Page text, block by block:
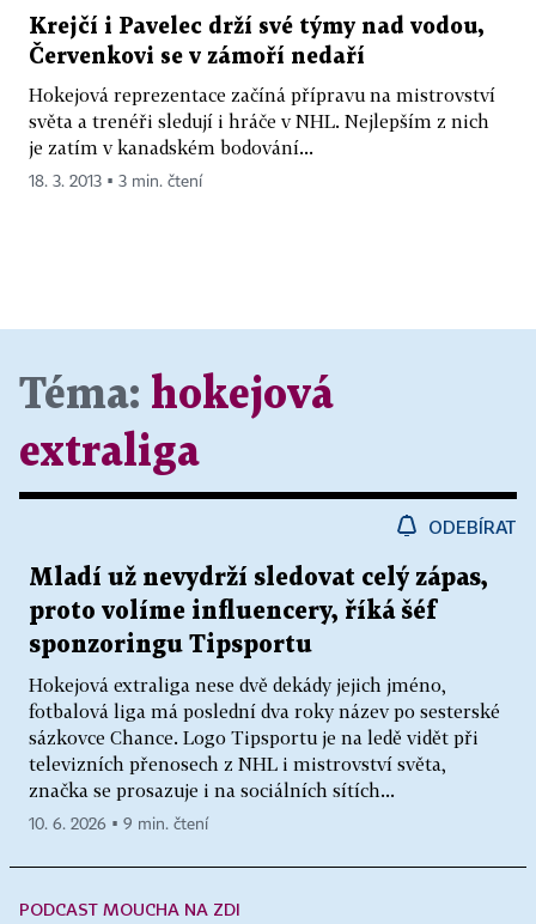
Krejčí i Pavelec drží své týmy nad vodou,
Červenkovi se v zámoří nedaří
Hokejová reprezentace začíná přípravu na mistrovství
světa a trenéři sledují i hráče v NHL. Nejlepším z nich
je zatím v kanadském bodování...
18. 3. 2013 ▪ 3 min. čtení
Téma: hokejová
extraliga
ODEBÍRAT
Mladí už nevydrží sledovat celý zápas,
proto volíme influencery, říká šéf
sponzoringu Tipsportu
Hokejová extraliga nese dvě dekády jejich jméno,
fotbalová liga má poslední dva roky název po sesterské
sázkovce Chance. Logo Tipsportu je na ledě vidět při
televizních přenosech z NHL i mistrovství světa,
značka se prosazuje i na sociálních sítích...
10. 6. 2026 ▪ 9 min. čtení
PODCAST MOUCHA NA ZDI